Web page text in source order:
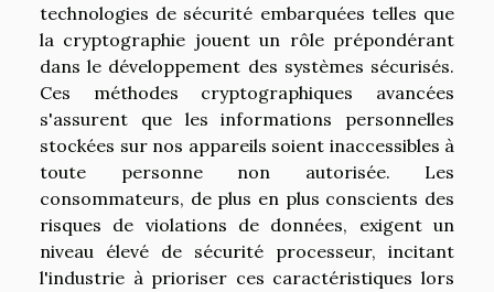
technologies de sécurité embarquées telles que
la cryptographie jouent un rôle prépondérant
dans le développement des systèmes sécurisés.
Ces méthodes cryptographiques avancées
s'assurent que les informations personnelles
stockées sur nos appareils soient inaccessibles à
toute personne non autorisée. Les
consommateurs, de plus en plus conscients des
risques de violations de données, exigent un
niveau élevé de sécurité processeur, incitant
l'industrie à prioriser ces caractéristiques lors